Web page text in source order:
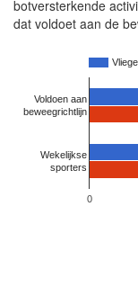
botversterkende
dat voldoet aan de
0
Voldoen aan
beweegrichtlijn
Wekelijkse
sporters